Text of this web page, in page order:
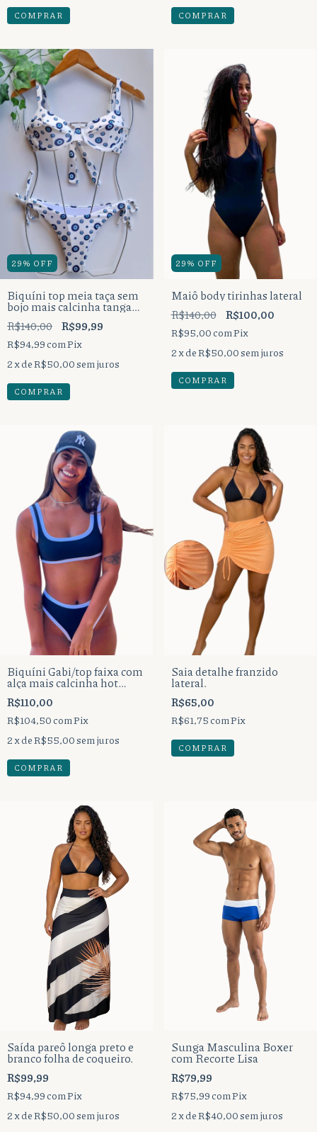
COMPRAR COMPRAR
29% OFF
Biquíni top meia taça sem
bojo mais calcinha tanga
lacinho bumbum
tradicional.
R$140,00 R$99,99
R$94,99 comPix
2 x deR$50,00sem juros
COMPRAR
29% OFF
Maiô body tirinhas lateral
R$140,00 R$100,00
R$95,00 comPix
2 x deR$50,00sem juros
COMPRAR
Biquíni Gabi/top faixa com
alça mais calcinha hot
pente fio dental.
R$110,00
R$104,50 comPix
2 x deR$55,00sem juros
COMPRAR
Saia detalhe franzido
lateral.
R$65,00
R$61,75 comPix
COMPRAR
Saída pareô longa preto e
branco folha de coqueiro.
R$99,99
R$94,99 comPix
2x deR$50,00sem juros
Sunga Masculina Boxer
com Recorte Lisa
R$79,99
R$75,99 comPix
2x deR$40,00sem juros